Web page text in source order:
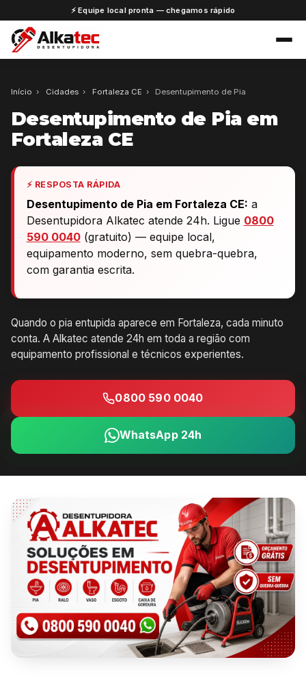
⚡ Equipe local pronta — chegamos rápido
Início › Cidades › Fortaleza CE › Desentupimento de Pia
Desentupimento de Pia em
Fortaleza CE
⚡ RESPOSTA RÁPIDA
Desentupimento de Pia em Fortaleza CE: a
Desentupidora Alkatec atende 24h. Ligue 0800
590 0040(gratuito) — equipe local,
equipamento moderno, sem quebra-quebra,
com garantia escrita.
Quando o pia entupida aparece em Fortaleza, cada minuto
conta. A Alkatec atende 24h em toda a região com
equipamento profissional e técnicos experientes.
0800 590 0040
WhatsApp 24h